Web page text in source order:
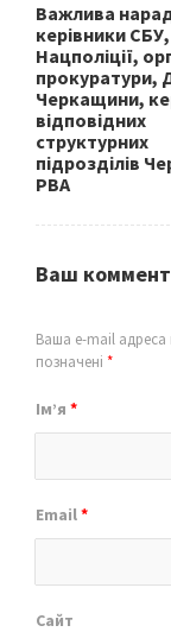
Важлива
керівники СБУ,
Нацполіції,
прокуратури,
Черкащини,
відповідних
структурних
підрозділів
РВА
Ваш
Ваша e-mail
позначені *
Ім’я *
Email*
Сайт